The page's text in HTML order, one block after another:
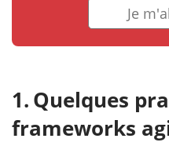
Je
Quelques
frameworks